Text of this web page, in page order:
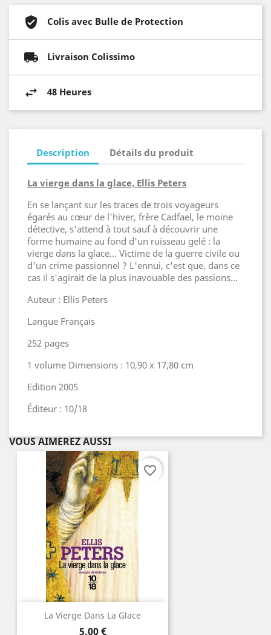
Colis avec Bulle de Protection
Livraison Colissimo
48 Heures
Description Détails du produit
La vierge dans la glace, Ellis Peters
En se lançant sur les traces de trois voyageurs
égarés au cœur de l'hiver, frère Cadfael, le moine
détective, s'attend à tout sauf à découvrir une
forme humaine au fond d'un ruisseau gelé : la
vierge dans la glace... Victime de la guerre civile ou
d'un crime passionnel ? L'ennui, c'est que, dans ce
cas il s'agirait de la plus inavouable des passions...
Auteur : Ellis Peters
Langue Français
252 pages
1 volume Dimensions : 10,90 x 17,80 cm
Edition 2005
Éditeur : 10/18
VOUS AIMEREZ AUSSI
La Vierge Dans La Glace
Prix
5,00 €
favorite_border